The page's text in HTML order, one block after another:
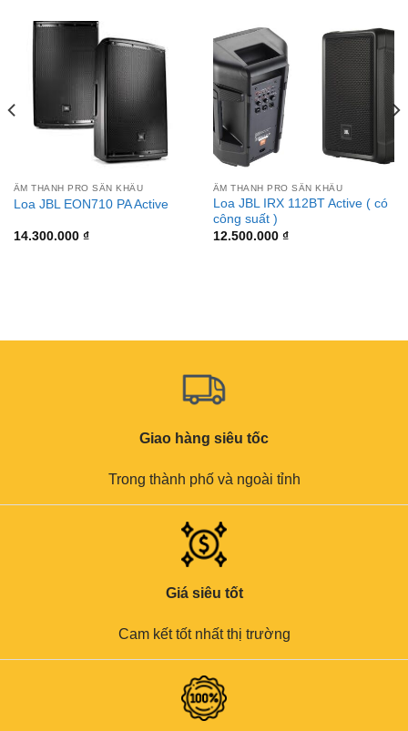
ÂM THANH PRO SÂN KHẤU
Loa JBL EON710 PA Active
14.300.000 ₫
ÂM THANH PRO SÂN KHẤU
Loa JBL IRX 112BT Active ( có
công suất )
12.500.000 ₫
Giao hàng siêu tốc
Trong thành phố và ngoài tỉnh
Giá siêu tốt
Cam kết tốt nhất thị trường